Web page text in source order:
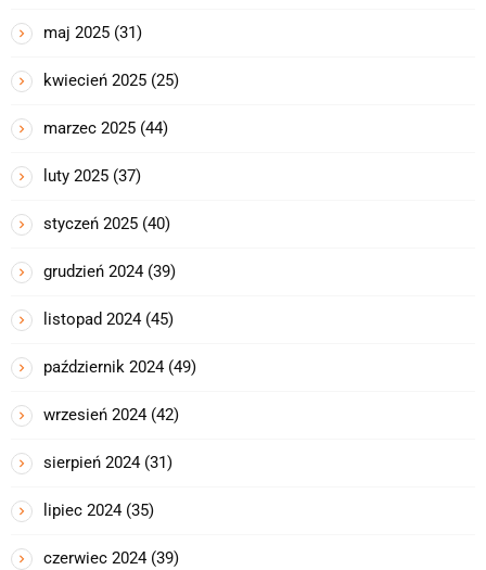
maj 2025 (31)
kwiecień 2025 (25)
marzec 2025 (44)
luty 2025 (37)
styczeń 2025 (40)
grudzień 2024 (39)
listopad 2024 (45)
październik 2024 (49)
wrzesień 2024 (42)
sierpień 2024 (31)
lipiec 2024 (35)
czerwiec 2024 (39)